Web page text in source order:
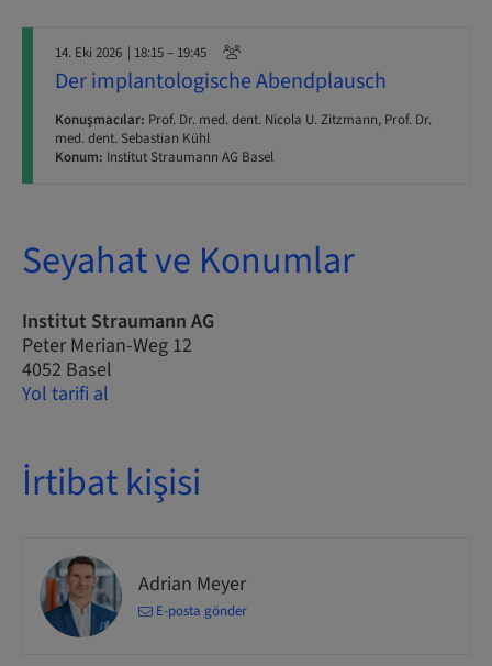
14. Eki 2026 | 18:15 – 19:45
Der implantologische Abendplausch
Konuşmacılar: Prof. Dr. med. dent. Nicola U. Zitzmann, Prof. Dr.
med. dent. Sebastian Kühl
Konum: Institut Straumann AG Basel
Seyahat ve Konumlar
Institut Straumann AG
Peter Merian-Weg 12
4052 Basel
Yol tarifi al
İrtibat kişisi
Adrian Meyer
E-posta gönder